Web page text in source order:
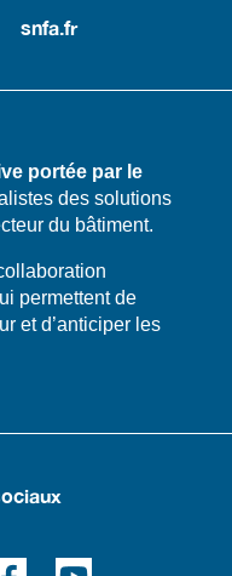
snfa.fr
portée par le
des solutions
du bâtiment.
permettent de
et d’anticiper les